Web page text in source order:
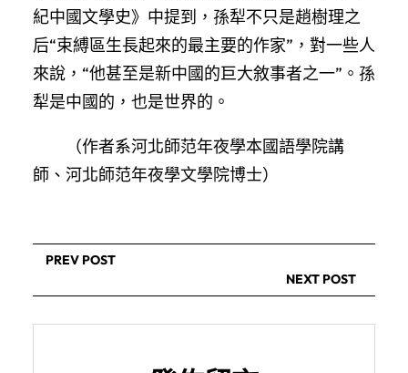
紀中國文學史》中提到，孫犁不只是趙樹理之
后“束縛區生長起來的最主要的作家”，對一些人
來說，“他甚至是新中國的巨大敘事者之一”。孫
犁是中國的，也是世界的。
（作者系河北師范年夜學本國語學院講
師、河北師范年夜學文學院博士）
PREV POST
NEXT POST